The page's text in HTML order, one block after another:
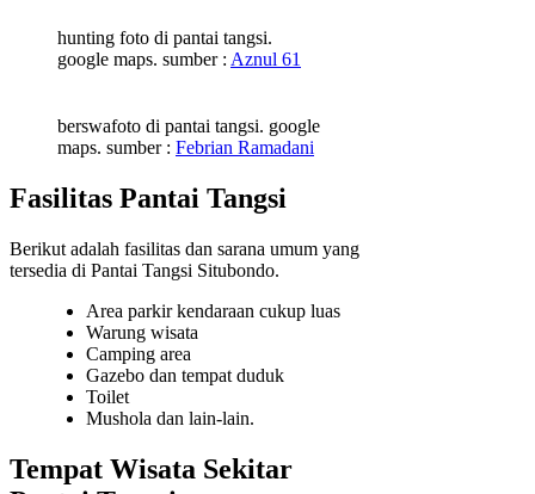
hunting foto di pantai tangsi.
google maps. sumber : Aznul 61
berswafoto di pantai tangsi. google
maps. sumber : Febrian Ramadani
Fasilitas Pantai Tangsi
Berikut adalah fasilitas dan sarana umum yang
tersedia di Pantai Tangsi Situbondo.
Area parkir kendaraan cukup luas
Warung wisata
Camping area
Gazebo dan tempat duduk
Toilet
Mushola dan lain-lain.
Tempat Wisata Sekitar